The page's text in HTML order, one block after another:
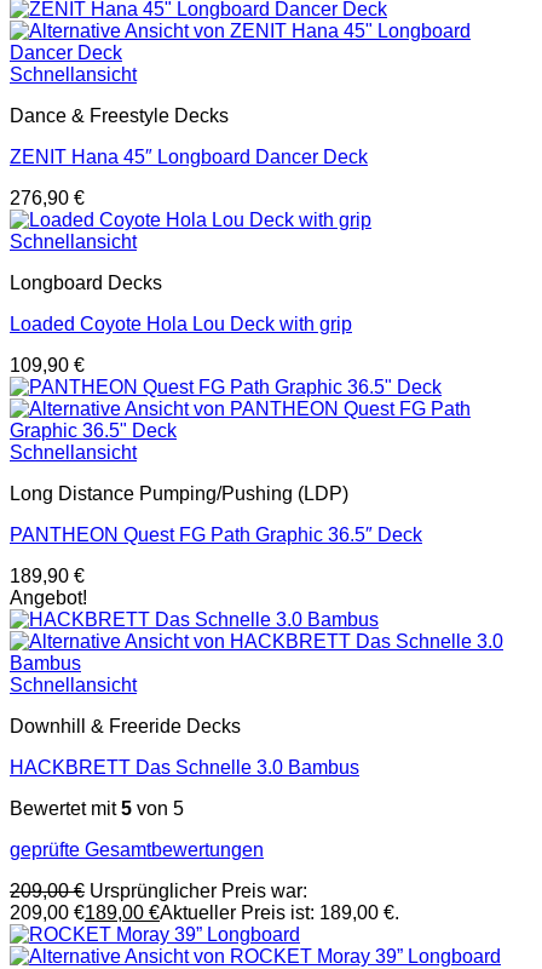
Schnellansicht
Dance & Freestyle Decks
ZENIT Hana 45″ Longboard Dancer Deck
276,90 €
Schnellansicht
Longboard Decks
Loaded Coyote Hola Lou Deck with grip
109,90 €
Schnellansicht
Long Distance Pumping/Pushing (LDP)
PANTHEON Quest FG Path Graphic 36.5″ Deck
189,90 €
Angebot!
Schnellansicht
Downhill & Freeride Decks
HACKBRETT Das Schnelle 3.0 Bambus
Bewertet mit5 von 5
geprüfte Gesamtbewertungen
209,00€ Ursprünglicher Preis war:
209,00 €189,00 €Aktueller Preis ist: 189,00 €.